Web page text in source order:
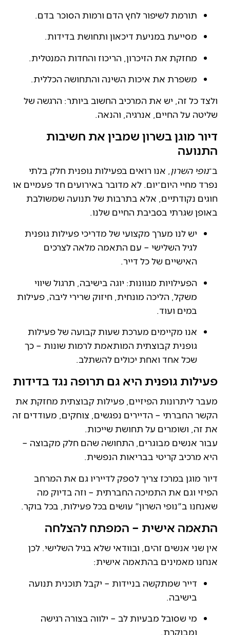
תורמת לשיפור לחץ הדם ורמות הסוכר בדם.
מסייעת במניעת דיכאון ותחושת בדידות.
מחזקת את הזיכרון, הריכוז והחדות המנטלית.
משפרת את איכות השינה והתחושה הכללית.
ולצד כל זה, יש את המרכיב החשוב ביותר: הרגשה של
שליטה על החיים, אנרגיה, והנאה.
דיור מוגן בשרון שמבין את חשיבות
התנועה
ב־נופי השרון , אנו רואים בפעילות גופנית חלק בלתי
נפרד מחיי היום־יום. לא מדובר באירועים חד פעמיים או
חוגים נקודתיים, אלא בתרבות של תנועה שמשולבת
באופן שגרתי בסביבת החיים שלנו.
יש לנו מערך מקצועי של מדריכי פעילות גופנית
לגיל השלישי – עם התאמה מלאה לצרכים
האישיים של כל דייר.
הפעילויות מגוונות: יוגה בישיבה, תרגול שיווי
משקל, הליכה מונחית, חיזוק שרירי ליבה, פעילות
במים ועוד.
אנו מקיימים מערכת שעות קבועה של פעילות
גופנית קבוצתית המותאמת לרמות שונות – כך
שכל אחד ואחת יכולים להשתלב.
פעילות גופנית היא גם תרופה נגד בדידות
מעבר ליתרונות הפיזיים, פעילות קבוצתית מחזקת את
הקשר החברתי – הדיירים נפגשים, צוחקים, מעודדים זה
את זה, ושומרים על תחושת שייכות.
עבור אנשים מבוגרים, התחושה שהם חלק מקבוצה –
היא מרכיב קריטי בבריאות הנפשית.
דיור מוגן במרכז צריך לספק לדייריו גם את המרחב
הפיזי וגם את התמיכה החברתית – וזה בדיוק מה
שאנחנו ב"נופי השרון" עושים בכל פעילות, בכל בוקר.
התאמה אישית – המפתח להצלחה
אין שני אנשים זהים, ובוודאי שלא בגיל השלישי. לכן
אנחנו מאמינים בהתאמה אישית:
דייר שמתקשה בניידות – יקבל תוכנית תנועה
בישיבה.
מי שסובל מבעיות לב – ילווה בצורה רגישה
ומבוקרת.